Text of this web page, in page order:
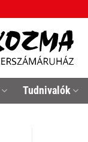
Tudnivalók